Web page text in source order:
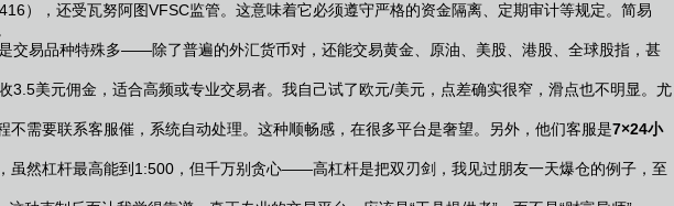
），还受瓦努阿图VFSC监管。这意味着它必须遵守严格的资金隔离、定期审计等规定。简易
交易品种特殊多——除了普遍的外汇货币对，还能交易黄金、原油、美股、港股、全球股指，甚
美元佣金，适合高频或专业交易者。我自己试了欧元/美元，点差确实很窄，滑点也不明显。尤
需要联系客服催，系统自动处理。这种顺畅感，在很多平台是奢望。另外，他们客服是7×24小
虽然杠杆最高能到1:500，但千万别贪心——高杠杆是把双刃剑，我见过朋友一天爆仓的例子，至